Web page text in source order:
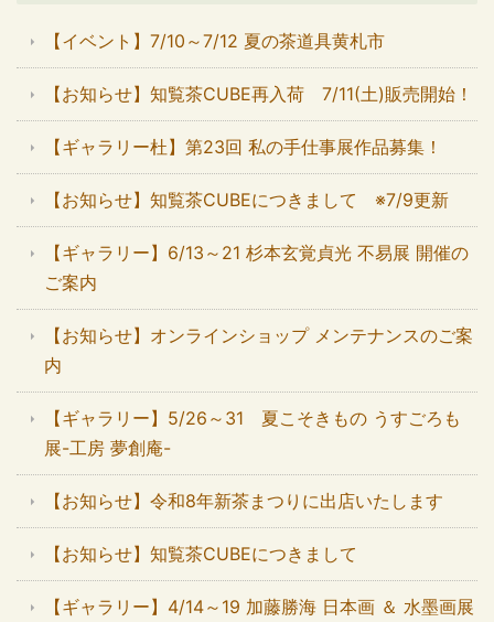
【イベント】7/10～7/12 夏の茶道具黄札市
【お知らせ】知覧茶CUBE再入荷 7/11(土)販売開始！
【ギャラリー杜】第23回 私の手仕事展作品募集！
【お知らせ】知覧茶CUBEにつきまして ※7/9更新
【ギャラリー】6/13～21 杉本玄覚貞光 不易展 開催の
ご案内
【お知らせ】オンラインショップ メンテナンスのご案
内
【ギャラリー】5/26～31 夏こそきもの うすごろも
展-工房 夢創庵-
【お知らせ】令和8年新茶まつりに出店いたします
【お知らせ】知覧茶CUBEにつきまして
【ギャラリー】4/14～19 加藤勝海 日本画 ＆ 水墨画展